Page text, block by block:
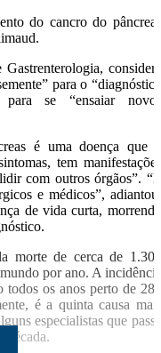
do cancro do pâncreas
considera
para o “diagnóstico
se “ensaiar novos
é uma doença que é
tem manifestações
com outros órgãos”. “É
e médicos”, adiantou,
de vida curta, morrendo
morte de cerca de 1.300
por ano. A incidência
todos os anos perto de 280
é a quinta causa mais
especialistas que passe
década.